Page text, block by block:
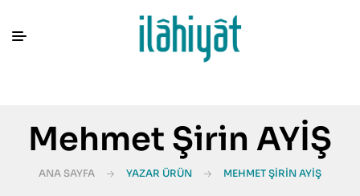
Mehmet Şirin AYİŞ
ANA SAYFA YAZAR ÜRÜN MEHMET ŞIRIN AYİŞ